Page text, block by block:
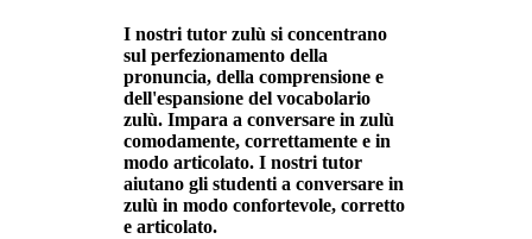
I nostri tutor zulù si concentrano
sul perfezionamento della
pronuncia, della comprensione e
dell'espansione del vocabolario
zulù. Impara a conversare in zulù
comodamente, correttamente e in
modo articolato. I nostri tutor
aiutano gli studenti a conversare in
zulù in modo confortevole, corretto
e articolato.